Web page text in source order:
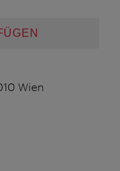
Wien